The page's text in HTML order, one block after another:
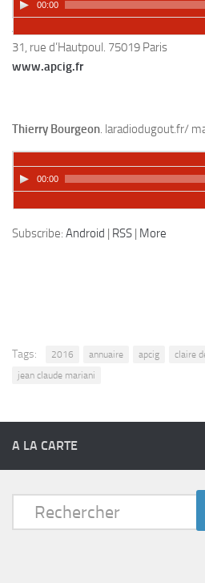
00:00
APCIG
31, rue d’Hautpoul. 75019 Paris
www.apcig.fr
Thierry Bourgeon. laradiodugout.fr/
00:00
Subscribe: Android | RSS | More
Tags: 2016 annuaire apcig claire
jean claude mariani
A LA CARTE